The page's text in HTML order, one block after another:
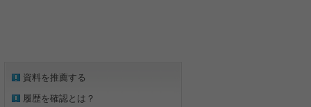
資料を推薦する
履歴を確認とは？